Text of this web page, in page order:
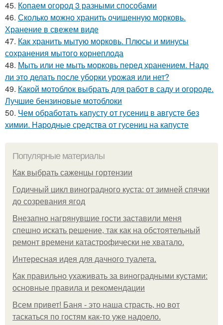
45. Копаем огород 3 разными способами
46. Сколько можно хранить очищенную морковь.
Хранение в свежем виде
47. Как хранить мытую морковь. Плюсы и минусы
сохранения мытого корнеплода
48. Мыть или не мыть морковь перед хранением. Надо
ли это делать после уборки урожая или нет?
49. Какой мотоблок выбрать для работ в саду и огороде.
Лучшие бензиновые мотоблоки
50. Чем обработать капусту от гусениц в августе без
химии. Народные средства от гусениц на капусте
Популярные материалы
Как выбрать саженцы гортензии
Годичный цикл виноградного куста: от зимней спячки
до созревания ягод
Внезапно нагрянувшие гости заставили меня
спешно искать решение, так как на обстоятельный
ремонт времени катастрофически не хватало.
Интересная идея для дачного туалета.
Как правильно ухаживать за виноградными кустами:
основные правила и рекомендации
Всем привет! Баня - это наша страсть, но вот
таскаться по гостям как-то уже надоело.